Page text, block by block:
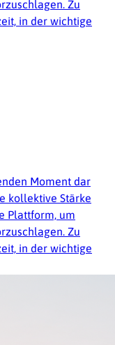
Zu
in der wichtige
Moment dar
kollektive Stärke
Plattform, um
Zu
in der wichtige